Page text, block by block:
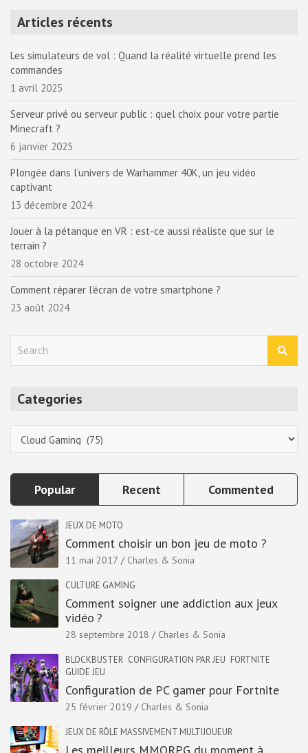
publications
Articles récents
Les simulateurs de vol : Quand la réalité virtuelle prend les
commandes
1 avril 2025
Serveur privé ou serveur public : quel choix pour votre partie
Minecraft ?
6 janvier 2025
Plongée dans l’univers de Warhammer 40K, un jeu vidéo
captivant
13 décembre 2024
Jouer à la pétanque en VR : est-ce aussi réaliste que sur le
terrain ?
28 octobre 2024
Comment réparer l’écran de votre smartphone ?
23 août 2024
Categories
Popular Recent Commented
JEUX DE MOTO
Comment choisir un bon jeu de moto ?
11 mai 2017 Charles & Sonia
CULTURE GAMING
Comment soigner une addiction aux jeux
vidéo ?
28 septembre 2018 Charles & Sonia
BLOCKBUSTER CONFIGURATION PAR JEU FORTNITE
GUIDE JEU
Configuration de PC gamer pour Fortnite
25 février 2019 Charles & Sonia
JEUX DE RÔLE MASSIVEMENT MULTIJOUEUR